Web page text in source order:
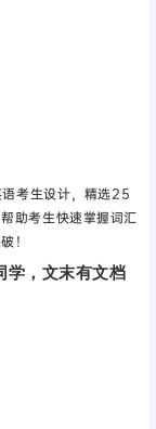
考生设计，精选25
助考生快速掌握词汇
！
学，文末有文档